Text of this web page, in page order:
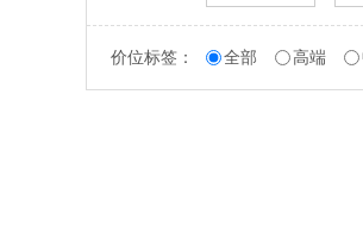
价位标签： 全部 高端